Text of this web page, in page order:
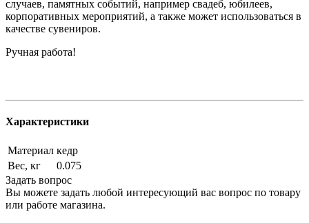
случаев, памятных событий, например свадеб, юбилеев,
корпоративных мероприятий, а также может использоваться в
качестве сувениров.
Ручная работа!
Характеристики
Материал кедр
Вес, кг
0.075
Задать вопрос
Вы можете задать любой интересующий вас вопрос по товару
или работе магазина.